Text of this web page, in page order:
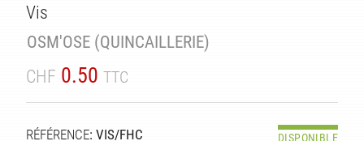
Vis
OSM'OSE (QUINCAILLERIE)
CHF 0.50 TTC
RÉFÉRENCE: VIS/FHC DISPONIBLE